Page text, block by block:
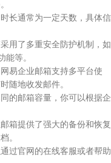
长通常为一定天数，具体信
用了多重安全防护机制，如
能等。
易企业邮箱支持多平台使
随地收发邮件。
的邮箱容量，你可以根据企
箱提供了强大的备份和恢复
。
过官网的在线客服或者帮助